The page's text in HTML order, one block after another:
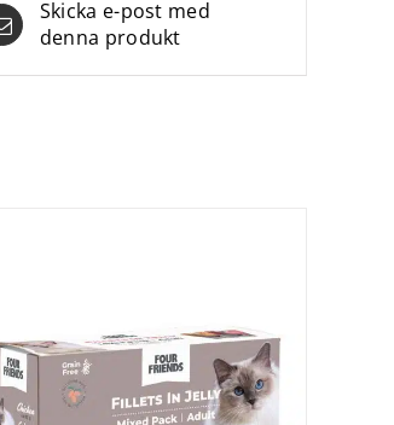
Skicka e-post med
denna produkt